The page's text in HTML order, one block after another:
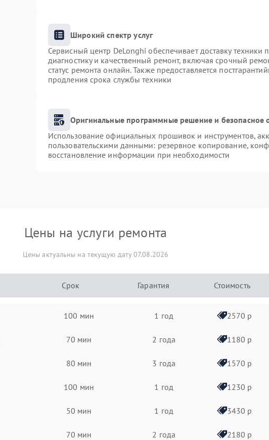
Широкий спектр услуг
Сервисный центр DeLonghi обеспечивает доставку техники
диагностику и качественный ремонт, включая срочный
статус ремонта онлайн. Также предоставляется
продления срока службы техники
Оригинальные программные решение и безопасное
Использование официальных прошивок и инструментов,
пользовательскими данными: резервное копирование,
восстановление информации при необходимости
Цены на услуги ремонта
Цены актуальны на текущую дату 07.08.2026
Срок Гарантия Стоимость
100 мин 1 год 2570 р
70 мин 2 года 1180 р
80 мин 3 года 1570 р
100 мин 1 год 1230 р
50 мин 1 год 3430 р
70 мин 2 года 2180 р